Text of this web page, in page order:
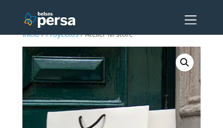
Inicio/Proyectos/ Atelier M store